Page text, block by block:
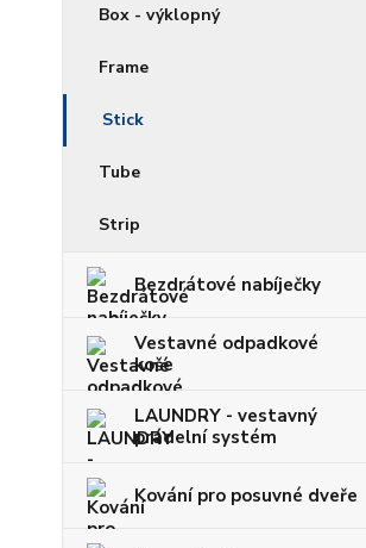
Box - výklopný
Frame
Stick
Tube
Strip
Bezdrátové nabíječky
Vestavné odpadkové
koše
LAUNDRY - vestavný
prádelní systém
Kování pro posuvné dveře